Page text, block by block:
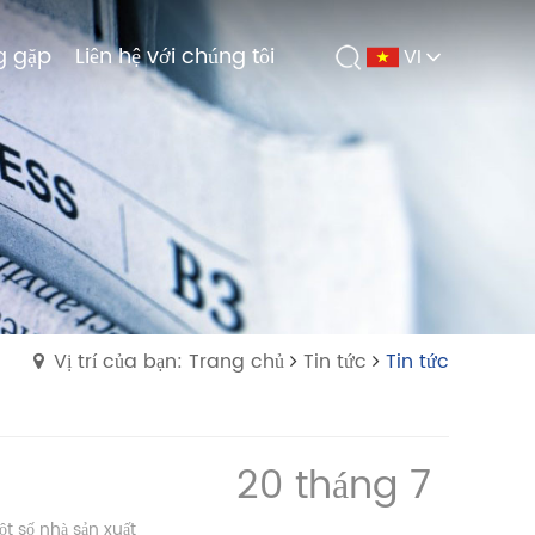
gặp Liên hệ với chúng tôi VI
gặp Liên hệ với chúng tôi VI
Vị trí của bạn: Trang chủ Tin tức Tin tức
20 tháng 7